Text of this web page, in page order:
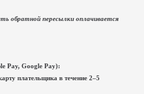
обратной пересылки оплачивается
Pay, Google Pay):
плательщика в течение 2–5